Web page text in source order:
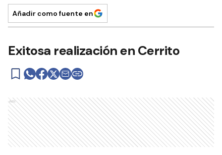
Añadir como fuente en
Exitosa realización en Cerrito
Ads